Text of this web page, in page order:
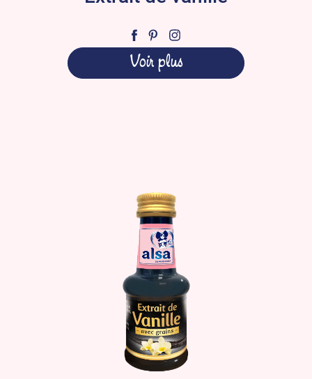
Voir plus